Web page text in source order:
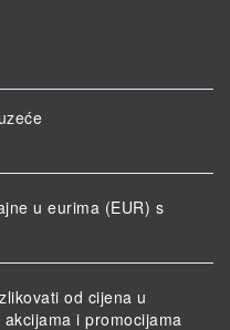
u eurima (EUR) s
od cijena u
i promocijama